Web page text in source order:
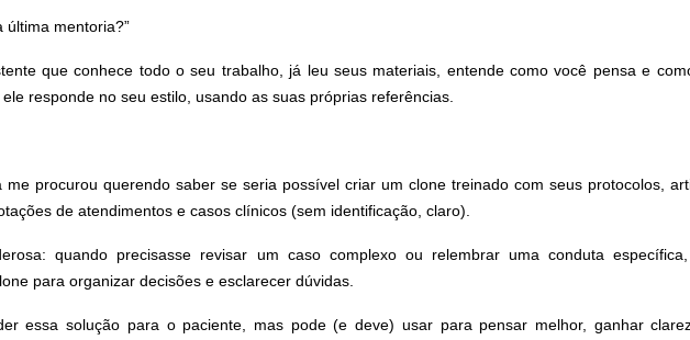
última mentoria?”
que conhece todo o seu trabalho, já leu seus materiais, entende como você pensa e
responde no seu estilo, usando as suas próprias referências.
me procurou querendo saber se seria possível criar um clone treinado com seus protocolos,
de atendimentos e casos clínicos (sem identificação, claro).
quando precisasse revisar um caso complexo ou relembrar uma conduta
para organizar decisões e esclarecer dúvidas.
essa solução para o paciente , mas pode (e deve) usar para pensar melhor, ganhar